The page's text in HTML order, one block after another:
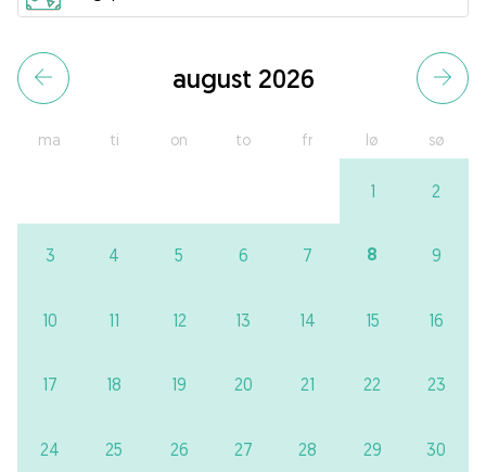
august 2026
ma ti on to fr lø sø
1 2
3 4 5 6 7 8 9
10 11 12 13 14 15 16
17 18 19 20 21 22 23
24 25 26 27 28 29 30